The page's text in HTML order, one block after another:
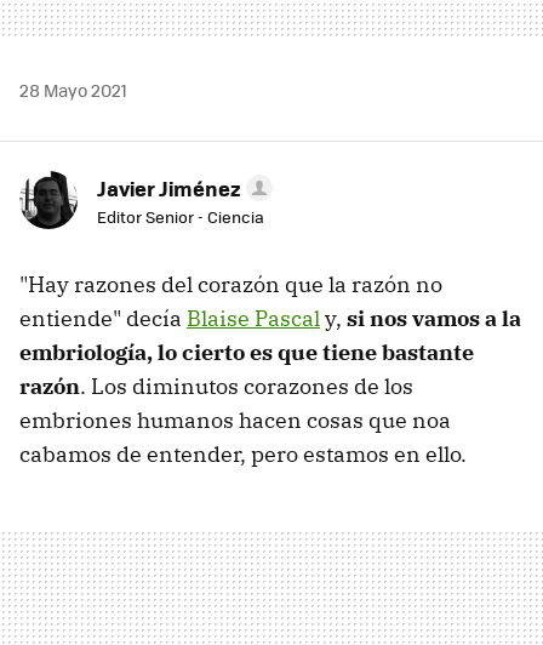
28 Mayo 2021
Javier Jiménez
Editor Senior - Ciencia
"Hay razones del corazón que la razón no
entiende" decía Blaise Pascaly, si nos vamos a la
embriología, lo cierto es que tiene bastante
razón. Los diminutos corazones de los
embriones humanos hacen cosas que noa
cabamos de entender, pero estamos en ello.